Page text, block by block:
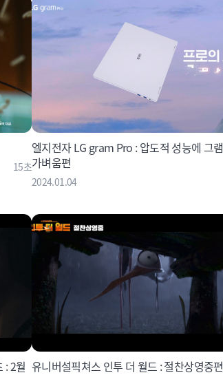
15초
엘지전자 LG gram Pro : 압도적 성능에 그램적
가벼움편
2024.01.04
: 2월 유니버설픽쳐스 인투 더 월드 : 절찬상영중편